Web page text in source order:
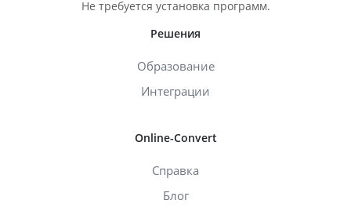
Не требуется установка программ.
Решения
Образование
Интеграции
Online-Convert
Справка
Блог